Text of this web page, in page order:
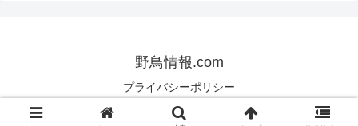
野鳥情報.com
プライバシーポリシー
© 2013 野鳥情報.com.